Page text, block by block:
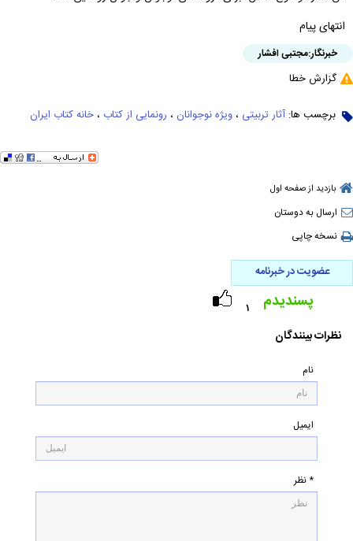
انتهای پیام
خبرنگار:مجتبی افشار
گزارش خطا
برچسب ها: آثار تربیتی ، ویژه نوجوانان ، رونمایی از کتاب ، خانه کتاب ایران
بازدید از صفحه اول
ارسال به دوستان
نسخه چاپی
عضویت در خبرنامه
۱ پسندیدم
نظرات بینندگان
نام
ایمیل
* نظر